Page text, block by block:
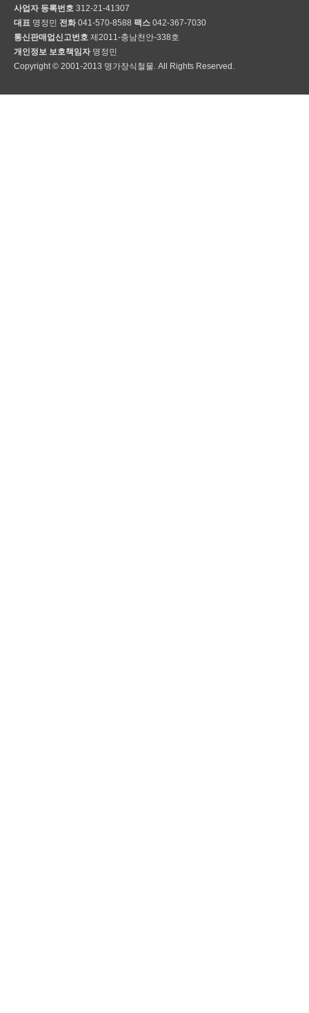
사업자 등록번호 312-21-41307
대표 명정민 전화 041-570-8588 팩스 042-367-7030
통신판매업신고번호 제2011-충남천안-338호
개인정보 보호책임자 명정민
Copyright © 2001-2013 명가장식철물. All Rights Reserved.